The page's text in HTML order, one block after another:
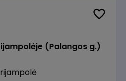
(Palangos g.)